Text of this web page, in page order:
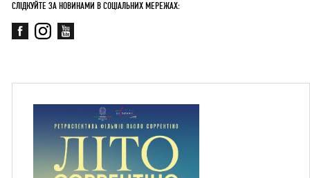
СЛІДКУЙТЕ ЗА НОВИНАМИ В СОЦІАЛЬНИХ МЕРЕЖАХ: